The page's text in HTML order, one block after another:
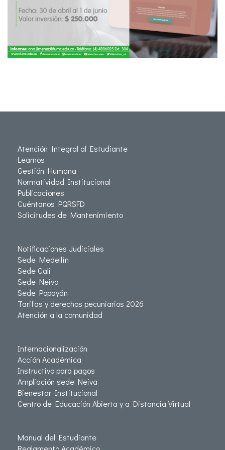
Atención Integral al Estudiante
Leamos
Gestión Humana
Normatividad Institucional
Publicaciones
Cuéntanos PQRSFD
Solicitudes de Mantenimiento
Notificaciones Judiciales
Sede Medellín
Sede Cali
Sede Neiva
Sede Popayán
Tarifas y derechos pecuniarios 2026
Atención a la comunidad
Internacionalización
Acción Académica
Instructivo para pagos
Ampliación sede Neiva
Bienestar Institucional
Centro de Educación Abierta y a Distancia Virtual
Manual del Estudiante